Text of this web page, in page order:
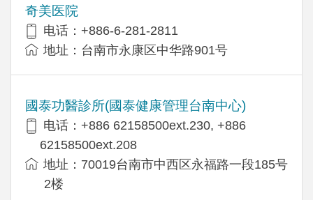
奇美医院
电话：+886-6-281-2811
地址：台南市永康区中华路901号
國泰功醫診所(國泰健康管理台南中心)
电话：+886 62158500ext.230, +886
62158500ext.208
地址：70019台南市中西区永福路一段185号
2楼